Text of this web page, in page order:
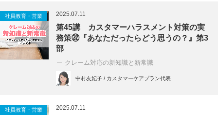
社員教育・営業 2025.07.11
第45講 カスタマーハラスメント対策の実
務策㉜『あなただったらどう思うの？』第3
部
クレーム対応の新知識と新常識
中村友妃子 / カスタマーケアプラン代表
社員教育・営業 2025.07.11